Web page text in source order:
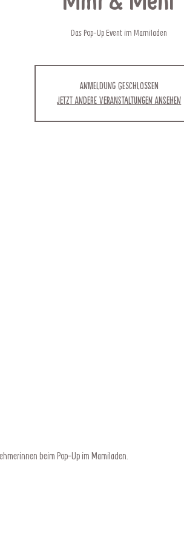
Das Pop-Up Event im Mamiladen
Anmeldung geschlossen
Jetzt andere Veranstaltungen ansehen
beim Pop-Up im Mamiladen.